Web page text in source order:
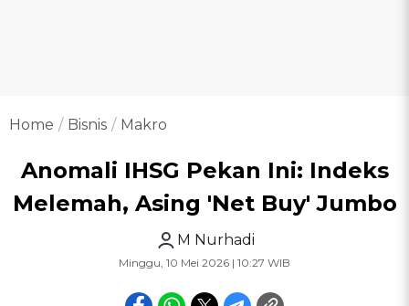
Home Bisnis Makro
Anomali IHSG Pekan Ini: Indeks
Melemah, Asing 'Net Buy' Jumbo
M Nurhadi
Minggu, 10 Mei 2026 | 10:27 WIB